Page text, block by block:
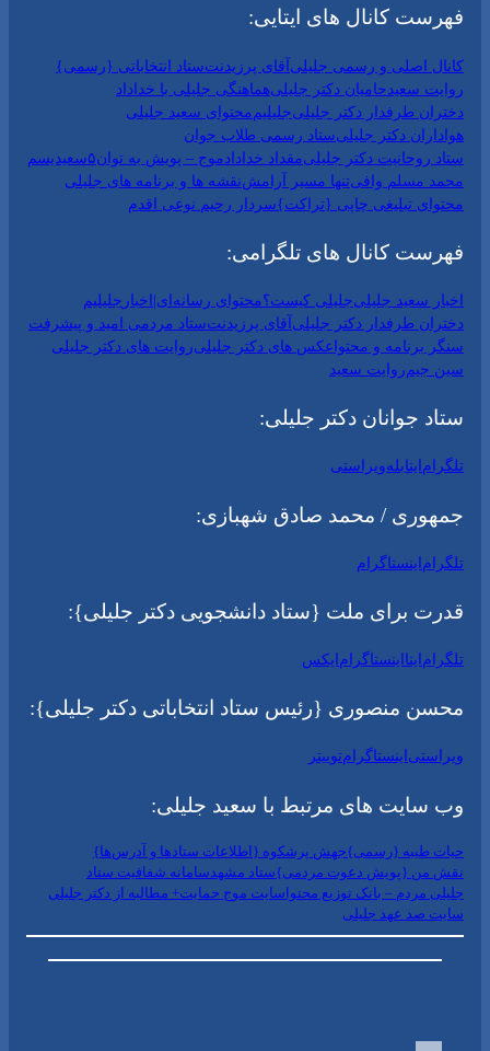
فهرست کانال های ایتایی:
کانال اصلی و رسمی جلیلی آقای پرزیدنتستاد انتخاباتی {رسمی}
روایت سعید حامیان دکتر جلیلیهماهنگی جلیلی با خداداد
دختران طرفدار دکتر جلیلیجلیلیم محتوای سعید جلیلی
هواداران دکتر جلیلیستاد رسمی طلاب جوان
ستاد روحانیت دکتر جلیلیمقداد خداداد موج – پویش به توان۵
سعیدیسم
محمد مسلم وافیتنها مسیر آرامشنقشه ها و برنامه های جلیلی
محتوای تبلیغی چاپی {تراکت}سردار رحیم نوعی اقدم
فهرست کانال های تلگرامی:
اخبار سعید جلیلیجلیلی کیست؟محتوای رسانه‌ای|اخبار جلیلیم
دختران طرفدار دکتر جلیلیآقای پرزیدنتستاد مردمی امید و پیشرفت
سنگر برنامه و محتواعکس های دکتر جلیلیروایت های دکتر جلیلی
سین جیمروایت سعید
ستاد جوانان دکتر جلیلی:
تلگرامایتابلهویراستی
جمهوری / محمد صادق شهبازی:
تلگراماینستاگرام
قدرت برای ملت {ستاد دانشجویی دکتر جلیلی}:
تلگرامایتااینستاگرامایکس
محسن منصوری {رئیس ستاد انتخاباتی دکتر جلیلی}:
ویراستیاینستاگرامتوییتر
وب سایت های مرتبط با سعید جلیلی:
حیات طیبه {رسمی}جهش پرشکوه {اطلاعات ستادها و آدرس‌ها}
نقش من {پویش دعوت مردمی}ستاد مشهدسامانه شفافیت ستاد
جلیلی مردم – بانک توزیع محتوا سایت موج حمایت+ مطالبه از دکتر جلیلی
سایت صد عهد جلیلی